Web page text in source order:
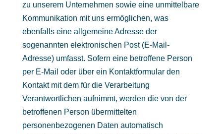
zu unserem Unternehmen sowie eine unmittelbare
Kommunikation mit uns ermöglichen, was
ebenfalls eine allgemeine Adresse der
sogenannten elektronischen Post (E-Mail-
Adresse) umfasst. Sofern eine betroffene Person
per E-Mail oder über ein Kontaktformular den
Kontakt mit dem für die Verarbeitung
Verantwortlichen aufnimmt, werden die von der
betroffenen Person übermittelten
personenbezogenen Daten automatisch